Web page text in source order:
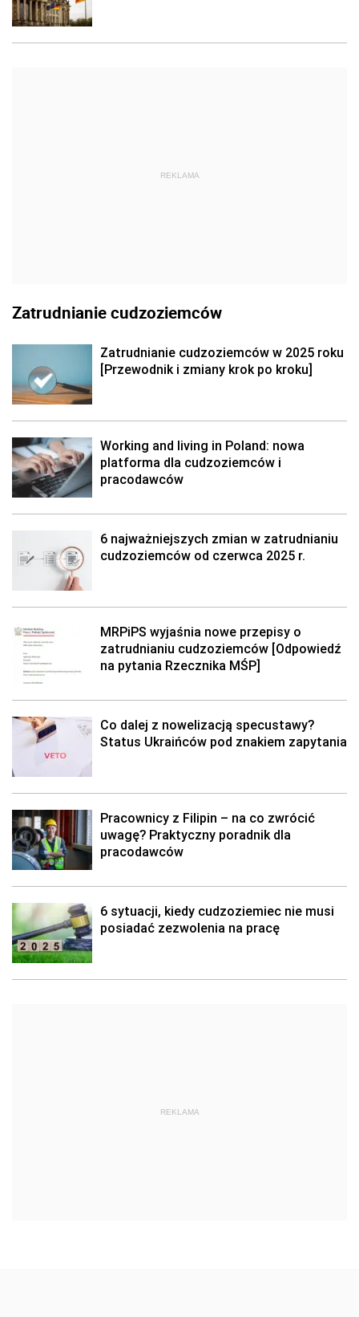
REKLAMA
Zatrudnianie cudzoziemców
Zatrudnianie cudzoziemców w 2025 roku
[Przewodnik i zmiany krok po kroku]
Working and living in Poland: nowa
platforma dla cudzoziemców i
pracodawców
6 najważniejszych zmian w zatrudnianiu
cudzoziemców od czerwca 2025 r.
MRPiPS wyjaśnia nowe przepisy o
zatrudnianiu cudzoziemców [Odpowiedź
na pytania Rzecznika MŚP]
Co dalej z nowelizacją specustawy?
Status Ukraińców pod znakiem zapytania
Pracownicy z Filipin – na co zwrócić
uwagę? Praktyczny poradnik dla
pracodawców
6 sytuacji, kiedy cudzoziemiec nie musi
posiadać zezwolenia na pracę
REKLAMA